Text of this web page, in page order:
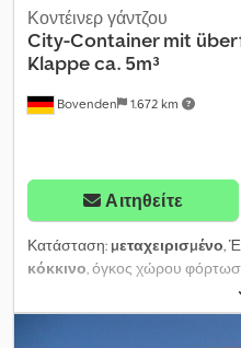
Bovenden 1.672 km
Κοντέινερ γάντζου
City-Container mit
Klappe ca. 5m³
Αιτηθείτε
Κατάσταση: μεταχειρισμένο,
κόκκινο , όγκος χώρου
, μήκος
χώρου φόρτωσης:600 χιλ.,